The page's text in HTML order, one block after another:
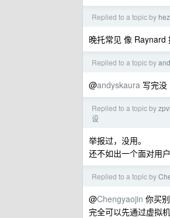
Replied to a topic by
晚托常见 像 Raynard
Replied to a topic by
@andyskaura 写完没
Replied to a topic by
设
举报过，没用。
还不如出一个面对用
Replied to a topic by
@Chengyaojin 你买
完全可以先通过虚拟